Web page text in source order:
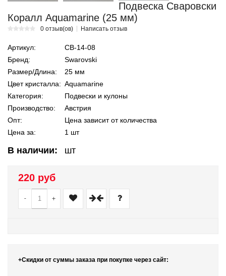
Подвеска Сваровски
Коралл Aquamarine (25 мм)
0 отзыв(ов) Написать отзыв
Артикул:
СВ-14-08
Бренд:
Swarovski
Размер/Длина:
25 мм
Цвет кристалла: Aquamarine
Категория:
Подвески и кулоны
Производство:
Австрия
Опт:
Цена зависит от количества
Цена за:
1 шт
В наличии: шт
220 руб
- +
+Скидки от суммы заказа при покупке через сайт: